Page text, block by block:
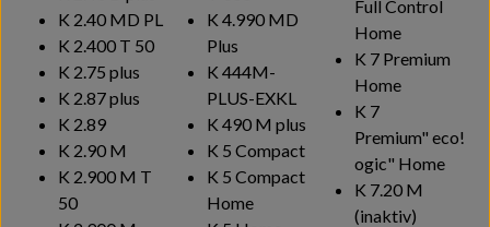
K 2.40 MD PL
K 2.400 T 50
K 2.75 plus
K 2.87 plus
K 2.89
K 2.90 M
K 2.900 M T
50
K 4.990 MD
Plus
K 444M-
PLUS-EXKL
K 490 M plus
K 5 Compact
K 5 Compact
Home
Full Control
Home
K 7 Premium
Home
K 7
Premium"eco!
ogic" Home
K 7.20 M
(inaktiv)